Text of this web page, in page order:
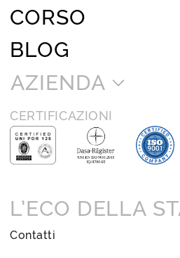
CORSO
BLOG
AZIENDA
CERTIFICAZIONI
L’ECO DELLA
Contatti